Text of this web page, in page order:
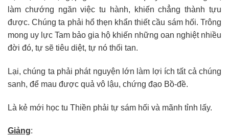
làm chướng ngăn việc tu hành, khiến chẳng thành tựu
được. Chúng ta phải hổ thẹn khẩn thiết cầu sám hối. Trông
mong uy lực Tam bảo gia hộ khiến những oan nghiệt nhiều
đời đó, tự sẽ tiêu diệt, tự nó thối tan.
Lại, chúng ta phải phát nguyện lớn làm lợi ích tất cả chúng
sanh, để mau được quả vô lậu, chứng đạo Bồ-đề.
Là kẻ mới học tu Thiền phải tự sám hối và mãnh tỉnh lấy.
Giảng: